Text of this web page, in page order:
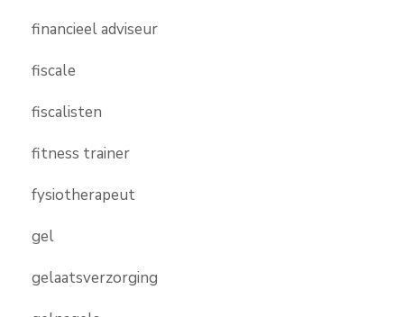
financieel adviseur
fiscale
fiscalisten
fitness trainer
fysiotherapeut
gel
gelaatsverzorging